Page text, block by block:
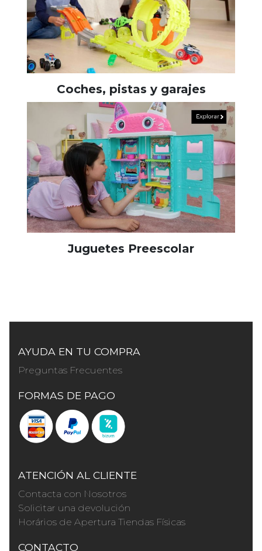
Coches, pistas y garajes
Juguetes Preescolar
AYUDA EN TU COMPRA
Preguntas Frecuentes
FORMAS DE PAGO
ATENCIÓN AL CLIENTE
Contacta con Nosotros
Solicitar una devolución
Horários de Apertura Tiendas Físicas
CONTACTO